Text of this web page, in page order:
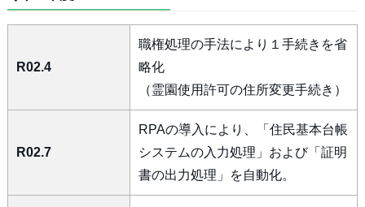
R02.4
職権処理の手法により１手続きを省
略化
（霊園使用許可の住所変更手続き）
R02.7
RPAの導入により、「住民基本台帳
システムの入力処理」および「証明
書の出力処理」を自動化。